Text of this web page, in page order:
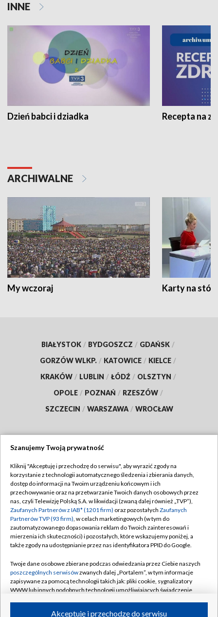
INNE
Dzień babci i dziadka Recepta na
ARCHIWALNE
My wczoraj Karty na
BIAŁYSTOK / BYDGOSZCZ / GDAŃSK /
GORZÓW WLKP. / KATOWICE / KIELCE /
KRAKÓW / LUBLIN / ŁÓDŹ / OLSZTYN /
OPOLE / POZNAŃ / RZESZÓW /
SZCZECIN / WARSZAWA / WROCŁAW
TVP
Abonament TVP
Emisja w TVP
Centrum informacji TVP
Naziemna Telewizja Cyfrowa
Rada Programowa
System NOS
Informacje o nadawcy
Regulamin TVP
Polityka prywatności
Moje zgody
Pomoc
Kontakt
Kanały
Szanujemy Twoją prywatność
Kliknij "Akceptuję i przechodzę do serwisu", aby wyrazić zgody na
korzystanie z technologii automatycznego śledzenia i zbierania danych,
dostęp do informacji na Twoim urządzeniu końcowym i ich
przechowywanie oraz na przetwarzanie Twoich danych osobowych przez
nas, czyli Telewizję Polską S.A. w likwidacji (zwaną dalej również „TVP”),
Zaufanych Partnerów z IAB* (1201 firm) oraz pozostałych Zaufanych
Partnerów TVP (93 firm), w celach marketingowych (w tym do
zautomatyzowanego dopasowania reklam do Twoich zainteresowań i
mierzenia ich skuteczności) i pozostałych, które wskazujemy poniżej, a
także zgody na udostępnianie przez nas identyfikatora PPID do Google.
Twoje dane osobowe zbierane podczas odwiedzania przez Ciebie naszych
poszczególnych serwisówzwanych dalej „Portalem”, w tym informacje
zapisywane za pomocą technologii takich jak: pliki cookie, sygnalizatory
WWW lub innych podobnych technologii umożliwiających świadczenie
Akceptuję i przechodzę do serwisu